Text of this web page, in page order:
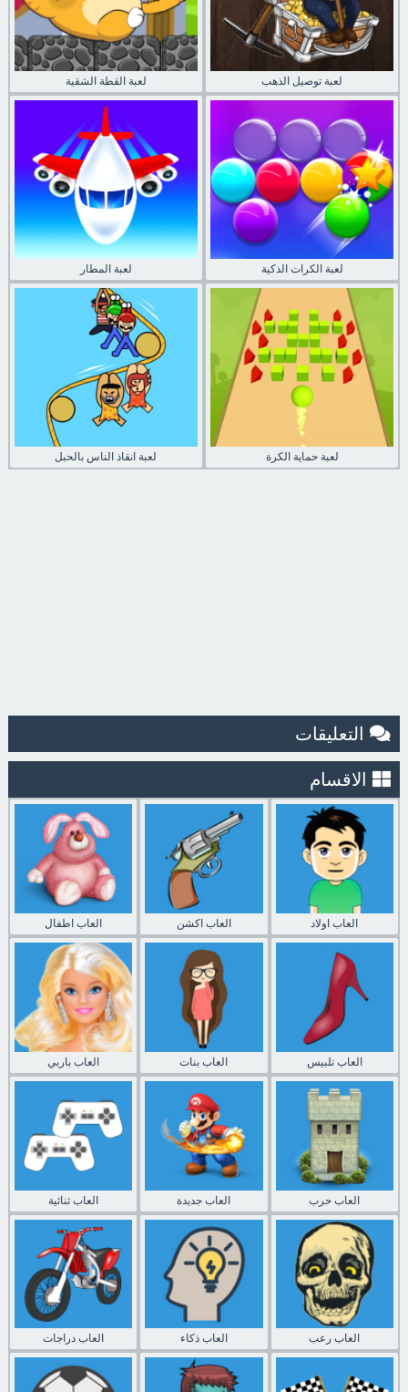
لعبة القطة الشقية لعبة توصيل الذهب
لعبة المطار لعبة الكرات الذكية
لعبة انقاذ الناس بالحبل لعبة حماية الكرة
التعليقات
الاقسام
العاب اطفال العاب اكشن العاب اولاد
العاب باربي العاب بنات العاب تلبيس
العاب ثنائية العاب جديدة العاب حرب
العاب دراجات العاب ذكاء العاب رعب